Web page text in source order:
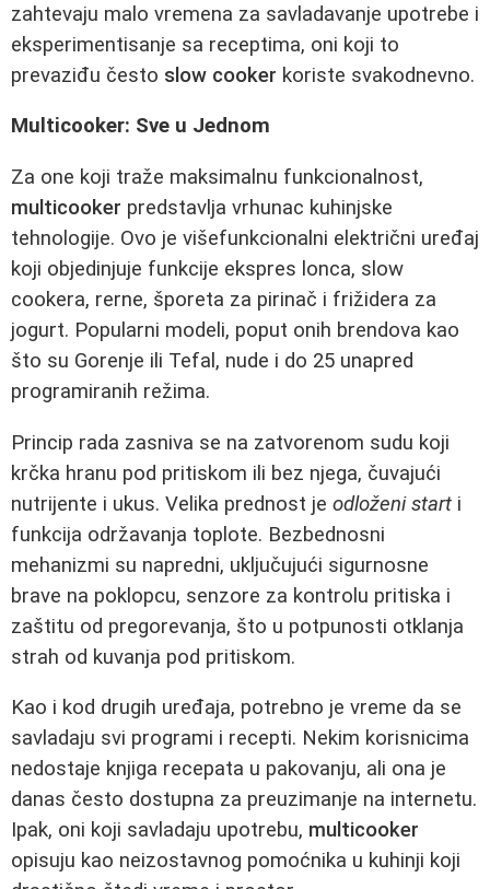
zahtevaju malo vremena za savladavanje upotrebe i
eksperimentisanje sa receptima, oni koji to
prevaziđu često slow cooker koriste svakodnevno.
Multicooker: Sve u Jednom
Za one koji traže maksimalnu funkcionalnost,
multicooker predstavlja vrhunac kuhinjske
tehnologije. Ovo je višefunkcionalni električni uređaj
koji objedinjuje funkcije ekspres lonca, slow
cookera, rerne, šporeta za pirinač i frižidera za
jogurt. Popularni modeli, poput onih brendova kao
što su Gorenje ili Tefal, nude i do 25 unapred
programiranih režima.
Princip rada zasniva se na zatvorenom sudu koji
krčka hranu pod pritiskom ili bez njega, čuvajući
nutrijente i ukus. Velika prednost je odloženi start i
funkcija održavanja toplote. Bezbednosni
mehanizmi su napredni, uključujući sigurnosne
brave na poklopcu, senzore za kontrolu pritiska i
zaštitu od pregorevanja, što u potpunosti otklanja
strah od kuvanja pod pritiskom.
Kao i kod drugih uređaja, potrebno je vreme da se
savladaju svi programi i recepti. Nekim korisnicima
nedostaje knjiga recepata u pakovanju, ali ona je
danas često dostupna za preuzimanje na internetu.
Ipak, oni koji savladaju upotrebu, multicooker
opisuju kao neizostavnog pomoćnika u kuhinji koji